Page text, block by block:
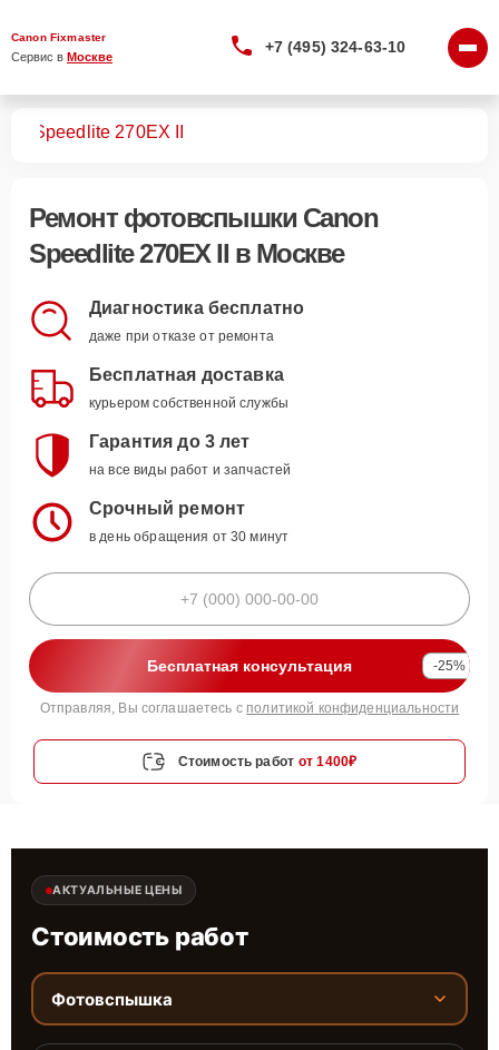
Canon Fixmaster
Сервис в Москве
+7 (495) 324-63-10
Speedlite 270EX II
Ремонт фотовспышки Canon
Speedlite 270EX II в Москве
Диагностика бесплатно
даже при отказе от ремонта
Бесплатная доставка
курьером собственной службы
Гарантия до 3 лет
на все виды работ и запчастей
Срочный ремонт
в день обращения от 30 минут
Бесплатная консультация -25%
Отправляя, Вы соглашаетесь с политикой конфиденциальности
Стоимость работ от 1400₽
АКТУАЛЬНЫЕ ЦЕНЫ
Стоимость работ
Фотовспышка